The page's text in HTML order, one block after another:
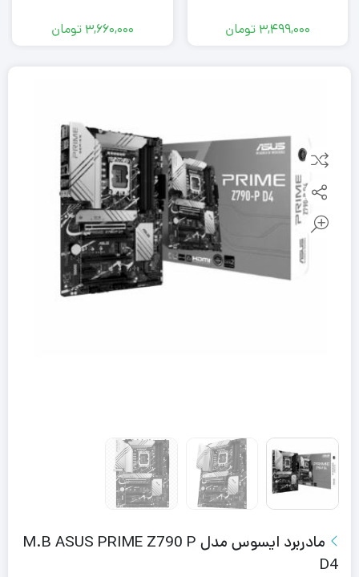
3,499,000 تومان 3,660,000 تومان
مادربرد ایسوس مدل M.B ASUS PRIME Z790 P
D4